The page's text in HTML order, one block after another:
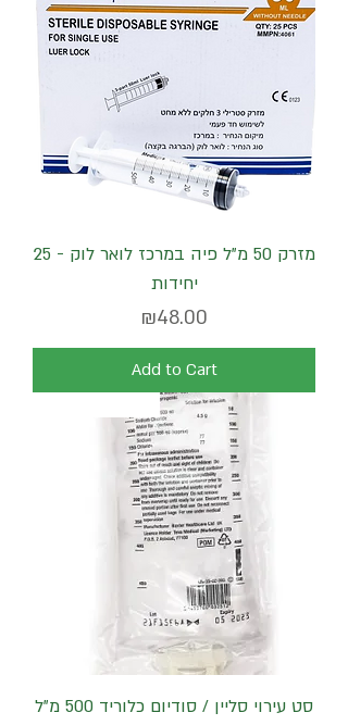
מזרק 50 מ"ל פיה במרכז לואר לוק - 25
יחידות
Price
₪48.00
Add to Cart
סט עירוי סליין / סודיום כלוריד 500 מ"ל